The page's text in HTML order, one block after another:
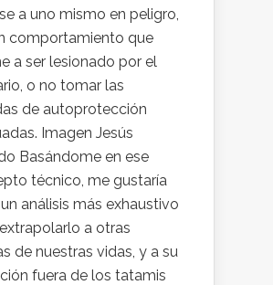
a uno mismo en peligro,
comportamiento que
a ser lesionado por el
o no tomar las
de autoprotección
Imagen Jesús
Basándome en ese
técnico, me gustaría
análisis más exhaustivo
a otras
de nuestras vidas, y a su
fuera de los tatamis